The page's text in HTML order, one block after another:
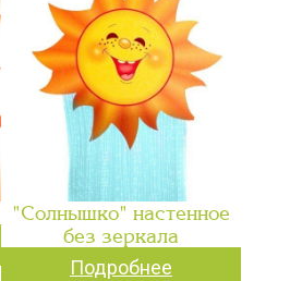
"Солнышко" настенное
без зеркала
Подробнее